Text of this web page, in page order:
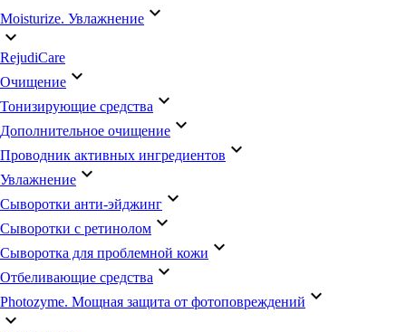
Moisturize. Увлажнение keyboard_arrow_down
keyboard_arrow_down
RejudiCare
Очищение keyboard_arrow_down
Тонизирующие средства keyboard_arrow_down
Дополнительное очищение keyboard_arrow_down
Проводник активных ингредиентов keyboard_arrow_down
Увлажнение keyboard_arrow_down
Сыворотки анти-эйджинг keyboard_arrow_down
Сыворотки с ретинолом keyboard_arrow_down
Сыворотка для проблемной кожи keyboard_arrow_down
Отбеливающие средства keyboard_arrow_down
Photozyme. Мощная защита от фотоповреждений keyboard_arrow_down
keyboard_arrow_down